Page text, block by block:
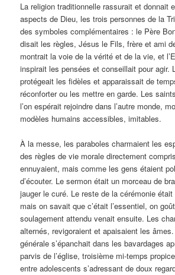
La religion traditionnelle rassurait et donnait
aspects de Dieu, les trois personnes de la
des symboles complémentaires : le Père
disait les règles, Jésus le Fils, frère et ami
montrait la voie de la vérité et de la vie, et
inspirait les pensées et conseillait pour agir.
protégeait les fidèles et apparaissait de
réconforter ou les mettre en garde. Les
l’on espérait rejoindre dans l’autre monde,
modèles humains accessibles, imitables.
À la messe, les paraboles charmaient les
des règles de vie morale directement
ennuyaient, mais comme les gens étaient
d’écouter. Le sermon était un morceau de
jauger le curé. Le reste de la cérémonie
mais on savait que c’était l’essentiel, on
soulagement attendu venait ensuite. Les
alternés, revigoraient et apaisaient les
générale s’épanchait dans les bavardages
parvis de l’église, troisième mi-temps
entre adolescents s’adressant de doux